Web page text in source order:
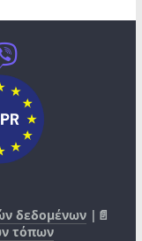
δεδομένων |📄
τόπων